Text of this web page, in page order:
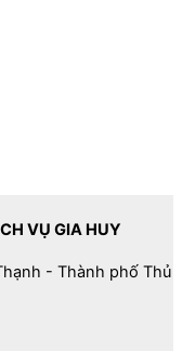
VỤ GIA HUY
- Thành phố Thủ